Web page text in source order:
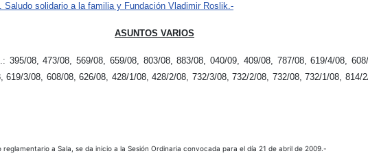
solidario a la familia y Fundación Vladimir Roslik.-
ASUNTOS VARIOS
08, 473/08, 569/08, 659/08, 803/08, 883/08, 040/09, 409/08, 787/08, 619/4/08,
3/08, 608/08, 626/08, 428/1/08, 428/2/08, 732/3/08, 732/2/08, 732/08, 732/1/08, 814/
a Sala, se da inicio a la Sesión Ordinaria convocada para el día 21 de abril de 2009.-